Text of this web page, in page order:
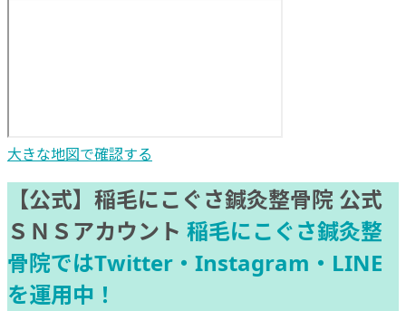
大きな地図で確認する
【公式】稲毛にこぐさ鍼灸整骨院 公式
ＳＮＳアカウント 稲毛にこぐさ鍼灸整
骨院ではTwitter・Instagram・LINE
を運用中！